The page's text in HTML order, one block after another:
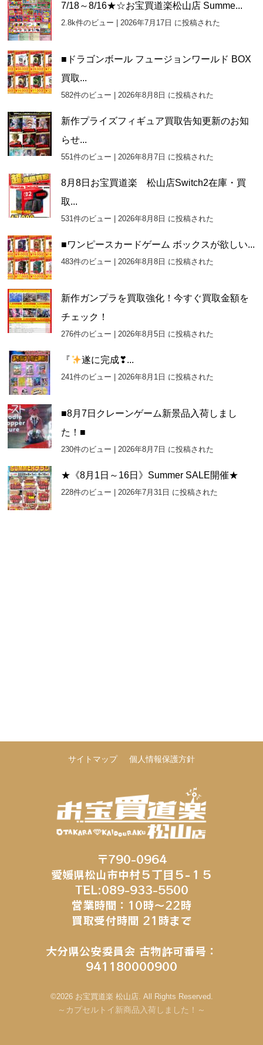
7/18～8/16★☆お宝買道楽松山店 Summe...
2.8k件のビュー |2026年7月17日 に投稿された
■ドラゴンボール フュージョンワールド BOX
買取...
582件のビュー |2026年8月8日 に投稿された
新作プライズフィギュア買取告知更新のお知
らせ...
551件のビュー |2026年8月7日 に投稿された
8月8日お宝買道楽 松山店Switch2在庫・買
取...
531件のビュー |2026年8月8日 に投稿された
■ワンピースカードゲーム ボックスが欲しい...
483件のビュー |2026年8月8日 に投稿された
新作ガンプラを買取強化！今すぐ買取金額を
チェック！
276件のビュー |2026年8月5日 に投稿された
『 遂に完成❣...
241件のビュー |2026年8月1日 に投稿された
■8月7日クレーンゲーム新景品入荷しまし
た！■
230件のビュー |2026年8月7日 に投稿された
★《8月1日～16日》Summer SALE開催★
228件のビュー |2026年7月31日 に投稿された
サイトマップ 個人情報保護方針
〒790-0964
愛媛県松山市中村５丁目５−１５
TEL:089-933-5500
営業時間：10時～22時
買取受付時間 21時まで
大分県公安委員会 古物許可番号：
941180000900
©2026 お宝買道楽 松山店. All Rights Reserved.
～カプセルトイ新商品入荷しました！～